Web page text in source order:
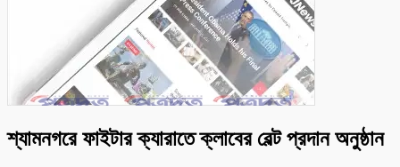
শ্যামনগরে ফাইটার ক্যারাতে ক্লাবের বেল্ট প্রদান অনুষ্ঠান